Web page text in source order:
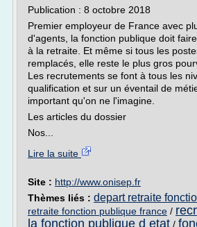
Publication : 8 octobre 2018
Premier employeur de France avec
d'agents, la fonction publique doit
à la retraite. Et même si tous les
remplacés, elle reste le plus gros
Les recrutements se font à tous les
qualification et sur un éventail de
important qu'on ne l'imagine.
Les articles du dossier
Nos...
Lire la suite
Site : http://www.onisep.fr
Thèmes liés : depart retraite
retraite fonction publique france /
la fonction publique d etat /